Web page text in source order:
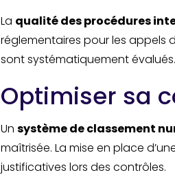
La qualité des procédures
réglementaires pour les appels
sont systématiquement évalués.
Optimiser sa
Un système de classement
maîtrisée. La mise en place
justificatives lors des contrôles.